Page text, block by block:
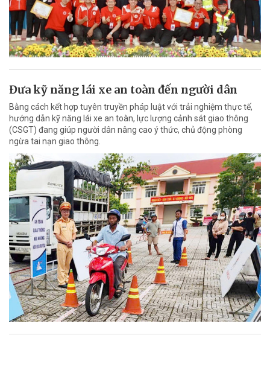
Đưa kỹ năng lái xe an toàn đến người dân
Bằng cách kết hợp tuyên truyền pháp luật với trải nghiệm thực tế,
hướng dẫn kỹ năng lái xe an toàn, lực lượng cảnh sát giao thông
(CSGT) đang giúp người dân nâng cao ý thức, chủ động phòng
ngừa tai nạn giao thông.